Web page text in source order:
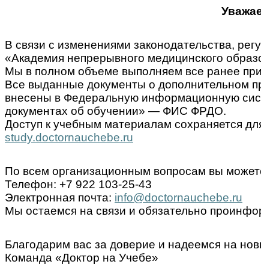
В связи с изменениями законодательства,
«Академия непрерывного медицинского
Мы в полном объеме выполняем все ранее
Все выданные документы о дополнительном
внесены в Федеральную информационную
документах об обучении» — ФИС ФРДО.
Доступ к учебным материалам сохраняется
study.doctornauchebe.ru
По всем организационным вопросам вы
Телефон: +7 922 103-25-43
Электронная почта: info@doctornauchebe.ru
Мы остаемся на связи и обязательно
Благодарим вас за доверие и надеемся на
Команда «Доктор на Учебе»